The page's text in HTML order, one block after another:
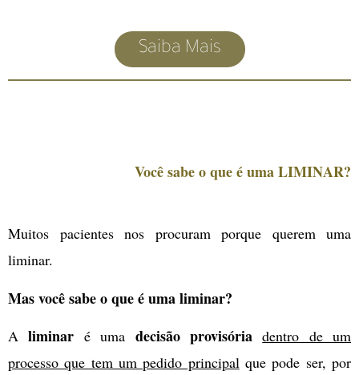
Saiba Mais
Você sabe o que é umaLIMINAR?
Muitos pacientes nos procuram porque querem uma
liminar.
Mas você sabe o que é uma liminar?
Aliminar é uma decisão provisória dentro de um
processo que tem um pedido principalque pode ser, por